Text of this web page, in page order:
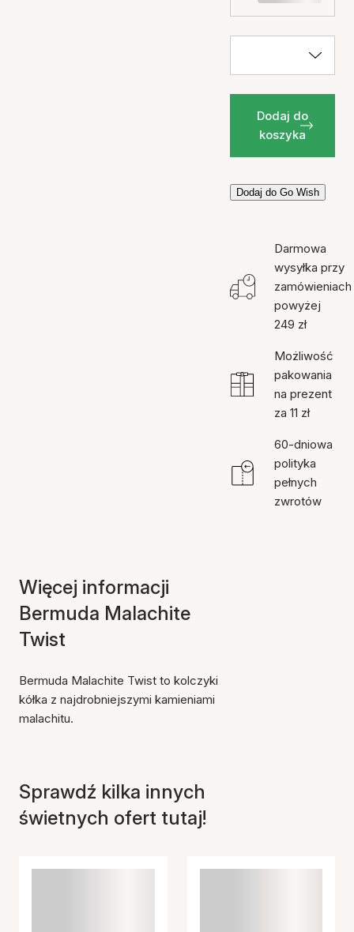
Dodaj do
koszyka
Dodaj do Go Wish
Przedmiot został dodany
Darmowa
wysyłka przy
zamówieniach
powyżej
249 zł
Możliwość
pakowania
na prezent
za 11 zł
60-dniowa
polityka
pełnych
zwrotów
Więcej informacji
Bermuda Malachite
Twist
Bermuda Malachite Twist to kolczyki
kółka z najdrobniejszymi kamieniami
malachitu.
Sprawdź kilka innych
świetnych ofert tutaj!